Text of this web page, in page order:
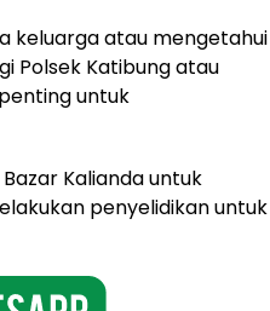
keluarga atau mengetahui
Polsek Katibung atau
untuk
Kalianda untuk
penyelidikan untuk